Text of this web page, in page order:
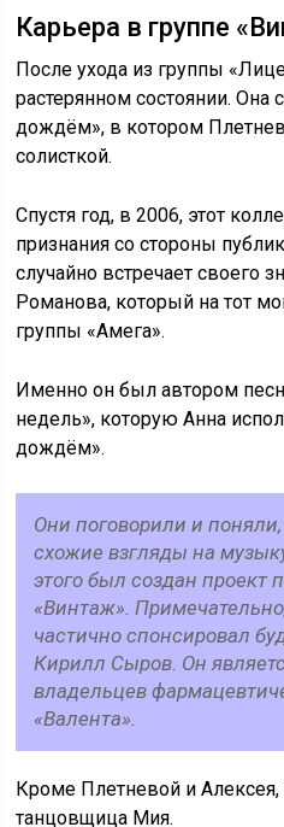
Карьера в группе
После ухода из группы
растерянном состоянии. Она
дождём», в котором
солисткой.
Спустя год, в 2006, этот
признания со стороны
случайно встречает своего
Романова, который на тот
группы «Амега».
Именно он был автором
недель», которую Анна
дождём».
Они поговорили и
схожие взгляды на
этого был создан проект
«Винтаж».
частично спонсировал
Кирилл Сыров. Он
владельцев
«Валента».
Кроме Плетневой и
танцовщица Мия.